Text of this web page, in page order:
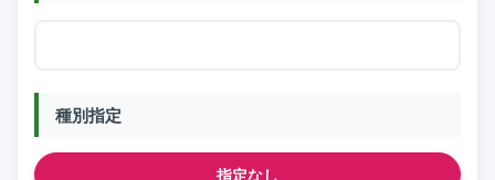
種別指定
指定なし